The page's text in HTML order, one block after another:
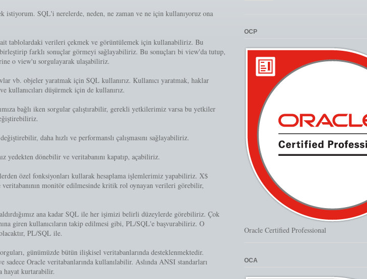
istiyorum. SQL'i nerelerde, neden, ne zaman ve ne için kullanıyoruz ona
ait tablolardaki verileri çekmek ve görüntülemek için kullanabiliriz. Bu
farklı sonuçlar görmeyi sağlayabiliriz. Bu sonuçları bi view'da tutup,
o view'u sorgulayarak ulaşabiliriz.
vb. objeler yaratmak için SQL kullanırız. Kullanıcı yaratmak, haklar
kullanıcıları düşürmek için de kullanırız.
bağlı iken sorgular çalıştırabilir, gerekli yetkilerimiz varsa bu yetkiler
daha hızlı ve performanslı çalışmasını sağlayabiliriz.
yedekten dönebilir ve veritabanını kapatıp, açabiliriz.
özel fonksiyonları kullarak hesaplama işlemlerimiz yapabiliriz. X$
veritabanının monitör edilmesinde kritik rol oynayan verileri görebilir,
ana kadar SQL ile her işimizi belirli düzeylerde görebiliriz. Çok
giren kullanıcıların takip edilmesi gibi, PL/SQL'e başvurabiliriz. O
PL/SQL ile.
günümüzde bütün ilişkisel veritabanlarında desteklenmektedir.
sadece Oracle veritabanlarında kullanılabilir. Aslında ANSI standarları
hayat kurtarabilir.
OCP
Oracle Certified Professional
OCA